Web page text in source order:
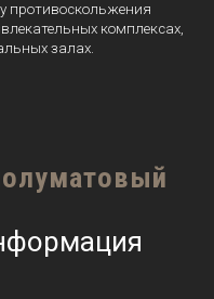
противоскольжения
комплексах,
залах.